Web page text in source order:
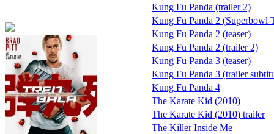
Kung Fu Panda (trailer 2)
Kung Fu Panda 2 (Superbowl
Kung Fu Panda 2 (teaser)
Kung Fu Panda 2 (trailer 2)
Kung Fu Panda 3 (teaser)
Kung Fu Panda 3 (trailer
Kung Fu Panda 4
The Karate Kid (2010)
The Karate Kid (2010) trailer
The Killer Inside Me